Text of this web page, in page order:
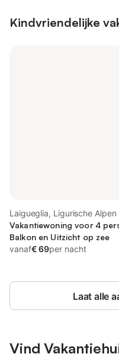
Kindvriendelijke
Laigueglia, Ligurische Alpen
Vakantiewoning voor 4
Balkon en Uitzicht op zee
vanaf€ 69per nacht
Laat alle
Vind